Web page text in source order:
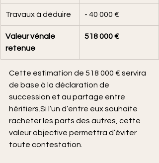
Travaux à déduire - 40 000 €
Valeur vénale
retenue
518 000 €
Cette estimation de 518 000 € servira
de base à la déclaration de
succession et au partage entre
héritiers.Si l’un d’entre eux souhaite
racheter les parts des autres, cette
valeur objective permettra d’éviter
toute contestation.